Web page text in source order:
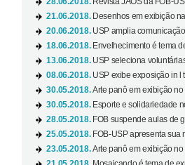
21.06.2018. Desenhos em exibição
20.06.2018. USP amplia
18.06.2018. Envelhecimento é tema
13.06.2018. USP seleciona
08.06.2018. USP exibe exposição in l
30.05.2018.Arte panô em exibição no
30.05.2018. Esporte e solidariedade
28.05.2018. FOB suspende aulas de
25.05.2018. FOB-USP apresenta sua
23.05.2018.Arte panô em exibição no